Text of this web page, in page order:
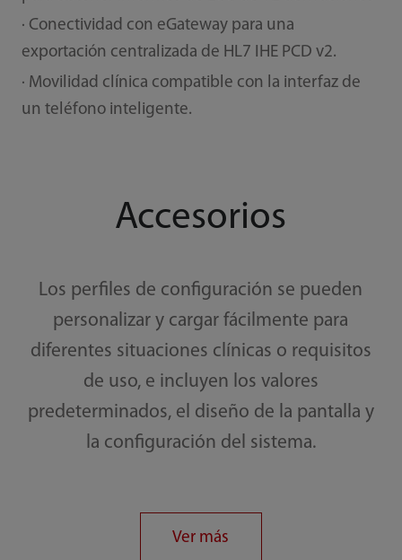
· Conectividad con eGateway para una
exportación centralizada de HL7 IHE PCD v2.
· Movilidad clínica compatible con la interfaz de
un teléfono inteligente.
Accesorios
Los perfiles de configuración se pueden
personalizar y cargar fácilmente para
diferentes situaciones clínicas o requisitos
de uso, e incluyen los valores
predeterminados, el diseño de la pantalla y
la configuración del sistema.
Ver más